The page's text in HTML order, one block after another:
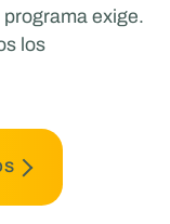
exige.
los